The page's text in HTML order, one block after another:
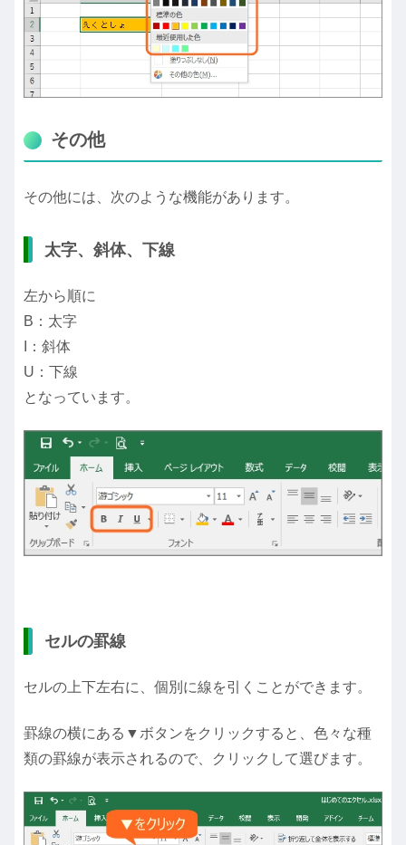
その他
その他には、次のような機能があります。
太字、斜体、下線
左から順に
B：太字
I：斜体
U：下線
となっています。
セルの罫線
セルの上下左右に、個別に線を引くことができます。
罫線の横にある▼ボタンをクリックすると、色々な種
類の罫線が表示されるので、クリックして選びます。